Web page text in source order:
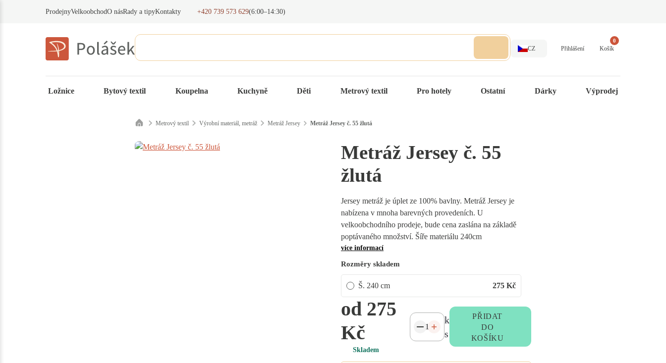
ProdejnyVelkoobchodO násRady a tipyKontakty +420 739 573 629(6:00–14:30)
CZ Přihlášení
0
Košík
Ložnice Bytový textil Koupelna Kuchyně Děti Metrový textil Pro hotely Ostatní Dárky Výprodej
Metrový textil Výrobní materiál, metráž Metráž Jersey Metráž Jersey č. 55 žlutá
Metráž Jersey č. 55
žlutá
Jersey metráž je úplet ze 100% bavlny. Metráž Jersey je
nabízena v mnoha barevných provedeních. U
velkoobchodního prodeje, bude cena zaslána na základě
poptávaného množství. Šíře materiálu 240cm
více informací
Rozměry skladem
Š. 240 cm 275 Kč
od 275
Kč
Skladem
k
s
PŘIDAT
DO
KOŠÍKU